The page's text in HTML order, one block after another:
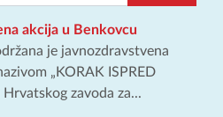
akcija u Benkovcu
je javnozdravstvena
„KORAK ISPRED
Hrvatskog zavoda za...